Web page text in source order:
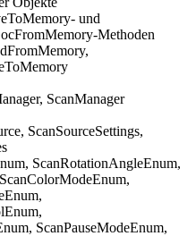
und
Methoden
ScanManager
ScanSourceSettings,
ScanRotationAngleEnum,
ScanPauseModeEnum,